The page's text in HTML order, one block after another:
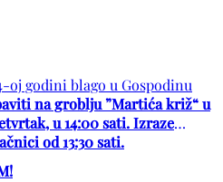
oj godini blago u Gospodinu
na groblju ”Martića križ“ u
u 14:00 sati. Izraze
od 13:30 sati.